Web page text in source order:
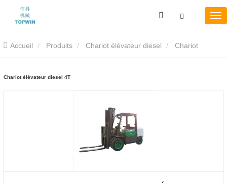
Accueil Produits Chariot élévateur diesel
Chariot élévateur diesel 4T